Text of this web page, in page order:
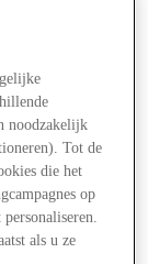
noodzakelijk
Tot de
die het
op
als u ze